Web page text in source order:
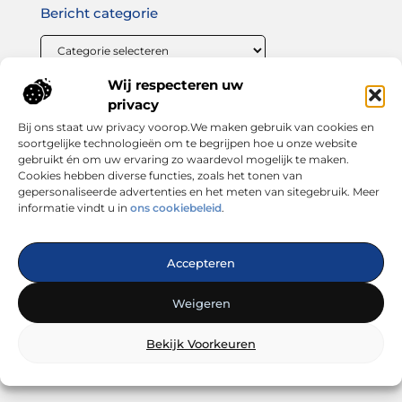
Wij respecteren uw
privacy
Bij ons staat uw privacy voorop.We maken gebruik van cookies en
soortgelijke technologieën om te begrijpen hoe u onze website
gebruikt én om uw ervaring zo waardevol mogelijk te maken.
Cookies hebben diverse functies, zoals het tonen van
gepersonaliseerde advertenties en het meten van sitegebruik. Meer
informatie vindt u in ons cookiebeleid.
Accepteren
Weigeren
Bekijk Voorkeuren
Dé plek voor inspiratie, tips en trends
— Laat je verrassen door inspirerende blogs, handige
adviezen en interessante artikelen. Alles wat je zoekt op één
platform. Start vandaag nog met ontdekken op looks4you.nl!
Onze informatie
Bericht categorie